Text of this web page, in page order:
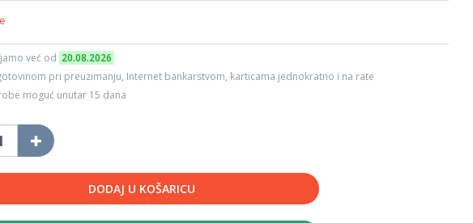
već od 20.08.2026
pri preuzimanju, Internet bankarstvom, karticama jednokratno i na rate
moguć unutar 15 dana
DODAJ U KOŠARICU